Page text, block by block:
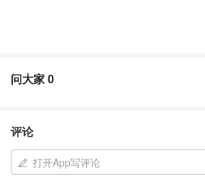
问大家0
评论
打开App写评论